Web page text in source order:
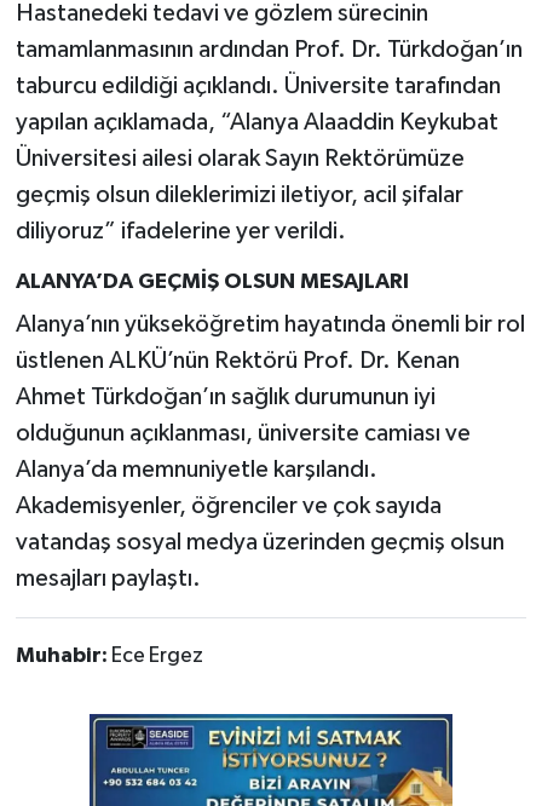
Hastanedeki tedavi ve gözlem sürecinin
tamamlanmasının ardından Prof. Dr. Türkdoğan’ın
taburcu edildiği açıklandı. Üniversite tarafından
yapılan açıklamada, “Alanya Alaaddin Keykubat
Üniversitesi ailesi olarak Sayın Rektörümüze
geçmiş olsun dileklerimizi iletiyor, acil şifalar
diliyoruz” ifadelerine yer verildi.
ALANYA’DA GEÇMİŞ OLSUN MESAJLARI
Alanya’nın yükseköğretim hayatında önemli bir rol
üstlenen ALKÜ’nün Rektörü Prof. Dr. Kenan
Ahmet Türkdoğan’ın sağlık durumunun iyi
olduğunun açıklanması, üniversite camiası ve
Alanya’da memnuniyetle karşılandı.
Akademisyenler, öğrenciler ve çok sayıda
vatandaş sosyal medya üzerinden geçmiş olsun
mesajları paylaştı.
Muhabir: Ece Ergez